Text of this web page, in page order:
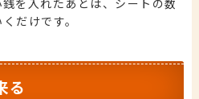
を入れたあとは、シートの数
だけです。
る